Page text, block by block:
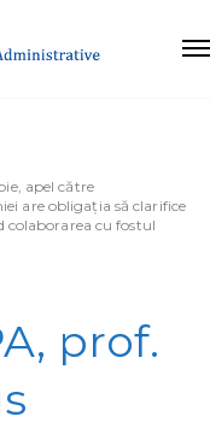
apel către
are obligația să clarifice
colaborarea cu fostul
prof.